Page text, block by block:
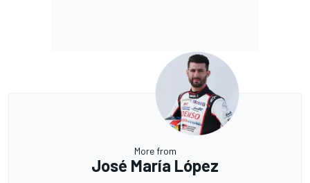
More from
José María López